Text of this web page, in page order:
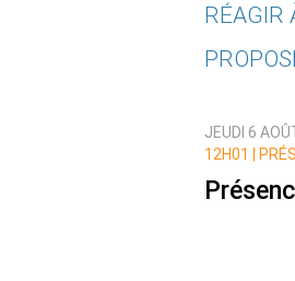
RÉAGIR
Nom
JEUDI 6
12H01 |